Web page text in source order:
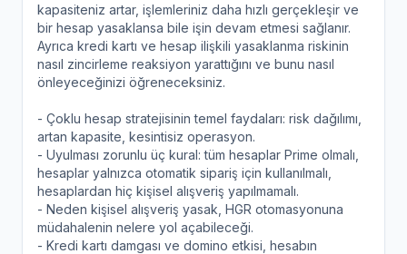
kapasiteniz artar, işlemleriniz daha hızlı gerçekleşir ve
bir hesap yasaklansa bile işin devam etmesi sağlanır.
Ayrıca kredi kartı ve hesap ilişkili yasaklanma riskinin
nasıl zincirleme reaksiyon yarattığını ve bunu nasıl
önleyeceğinizi öğreneceksiniz.
- Çoklu hesap stratejisinin temel faydaları: risk dağılımı,
artan kapasite, kesintisiz operasyon.
- Uyulması zorunlu üç kural: tüm hesaplar Prime olmalı,
hesaplar yalnızca otomatik sipariş için kullanılmalı,
hesaplardan hiç kişisel alışveriş yapılmamalı.
- Neden kişisel alışveriş yasak, HGR otomasyonuna
müdahalenin nelere yol açabileceği.
- Kredi kartı damgası ve domino etkisi, hesabın